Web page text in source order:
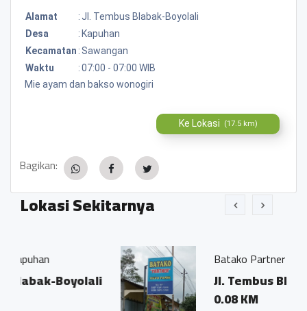
Alamat : Jl. Tembus Blabak-Boyolali
Desa
: Kapuhan
Kecamatan : Sawangan
Waktu
:07:00 - 07:00 WIB
Mie ayam dan bakso wonogiri
Ke Lokasi (17.5 km)
Bagikan:
Lokasi Sekitarnya
Batako Partner
Jl. Tembus Blabak-Boyolali
0.08 KM